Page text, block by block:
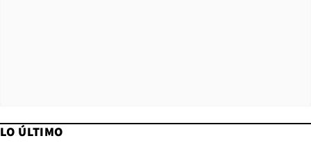
LO ÚLTIMO